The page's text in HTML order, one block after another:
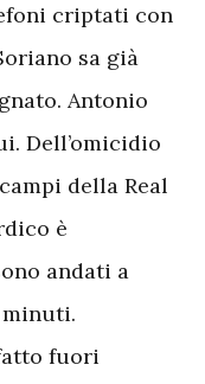
criptati con
sa già
Antonio
Dell’omicidio
della Real
è
andati a
fuori